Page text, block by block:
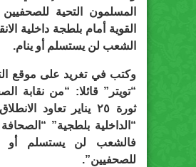
المسلمون التحية
القوية أمام بلطجة داخلية
الشعب لن يستسلم أو ينام.
وكتب في تغريد على موقع
“تويتر” قائلا: “من نقابة
ثورة ٢٥ يناير تعاود
“الداخلية بلطجية”
فالشعب لن يستسلم أو
للصحفيين”.